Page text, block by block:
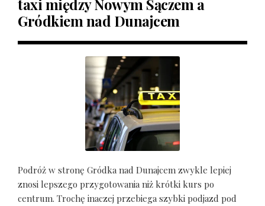
taxi między Nowym Sączem a
Gródkiem nad Dunajcem
Podróż w stronę Gródka nad Dunajcem zwykle lepiej
znosi lepszego przygotowania niż krótki kurs po
centrum. Trochę inaczej przebiega szybki podjazd pod